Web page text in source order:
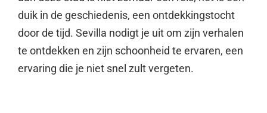
duik in de geschiedenis, een ontdekkingstocht
door de tijd. Sevilla nodigt je uit om zijn verhalen
te ontdekken en zijn schoonheid te ervaren, een
ervaring die je niet snel zult vergeten.